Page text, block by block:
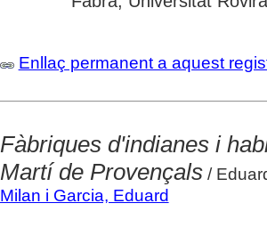
Enllaç permanent a aquest
Fàbriques d'indianes i
Martí de Provençals/
Milan i Garcia, Eduard